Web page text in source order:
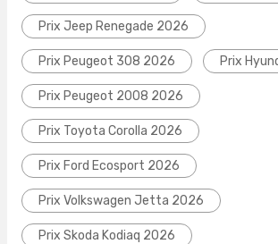
Prix Jeep Renegade 2026
Prix Peugeot 308 2026 Prix
Prix Peugeot 2008 2026
Prix Toyota Corolla 2026
Prix Ford Ecosport 2026
Prix Volkswagen Jetta 2026
Prix Skoda Kodiaq 2026